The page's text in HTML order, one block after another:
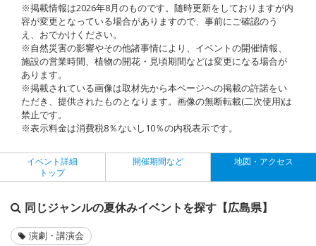
※掲載情報は2026年8月のものです。随時更新をしておりますが内
容が変更となっている場合がありますので、事前にご確認のう
え、おでかけください。
※自然災害の影響やその他諸事情により、イベントの開催情報、
施設の営業時間、植物の開花・見頃期間などは変更になる場合が
あります。
※掲載されている画像は取材先から本ページへの掲載の許諾をい
ただき、提供されたものとなります。画像の無断転載(二次使用)は
禁止です。
※表示料金は消費税8％ないし10％の内税表示です。
イベント詳細
トップ
開催期間など 地図・アクセス
同じジャンルの夏休みイベントを探す【広島県】
演劇・講演会